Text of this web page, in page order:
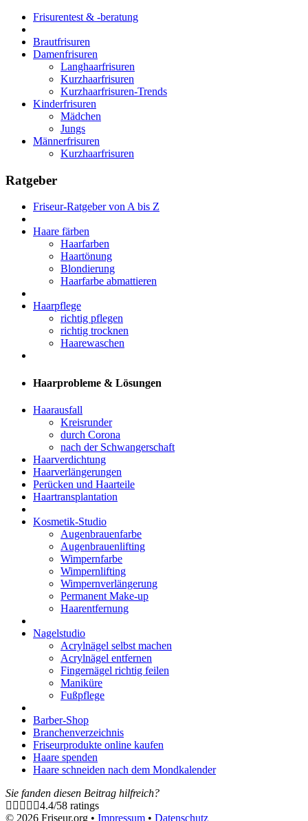
Frisurentest & -beratung
Brautfrisuren
Damenfrisuren
Langhaarfrisuren
Kurzhaarfrisuren
Kurzhaarfrisuren-Trends
Kinderfrisuren
Mädchen
Jungs
Männerfrisuren
Kurzhaarfrisuren
Ratgeber
Friseur-Ratgeber von A bis Z
Haare färben
Haarfarben
Haartönung
Blondierung
Haarfarbe abmattieren
Haarpflege
richtig pflegen
richtig trocknen
Haarewaschen
Haarprobleme & Lösungen
Haarausfall
Kreisrunder
durch Corona
nach der Schwangerschaft
Haarverdichtung
Haarverlängerungen
Perücken und Haarteile
Haartransplantation
Kosmetik-Studio
Augenbrauenfarbe
Augenbrauenlifting
Wimpernfarbe
Wimpernlifting
Wimpernverlängerung
Permanent Make-up
Haarentfernung
Nagelstudio
Acrylnägel selbst machen
Acrylnägel entfernen
Fingernägel richtig feilen
Maniküre
Fußpflege
Barber-Shop
Branchenverzeichnis
Friseurprodukte online kaufen
Haare spenden
Haare schneiden nach dem Mondkalender
Sie fanden diesen Beitrag hilfreich?
4.4/58 ratings
© 2026 Friseur.org • Impressum • Datenschutz